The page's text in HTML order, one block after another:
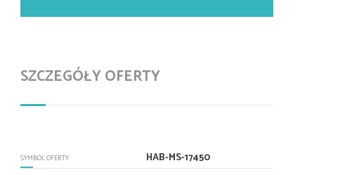
SZCZEGÓŁY OFERTY
SYMBOL OFERTY HAB-MS-17450